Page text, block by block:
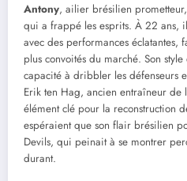
Antony, ailier brésilien
qui a frappé les esprits. À 22 ans, il
avec des performances éclatantes,
plus convoités du marché. Son
capacité à dribbler les défenseurs
Erik ten Hag, ancien entraîneur de
élément clé pour la reconstruction
espéraient que son flair brésilien
Devils, qui peinait à se montrer
durant.